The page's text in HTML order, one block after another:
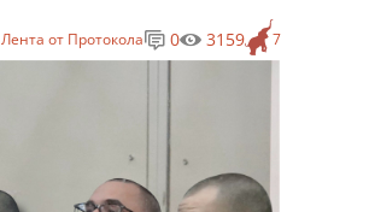
Лента от Протокола 7
0 3159